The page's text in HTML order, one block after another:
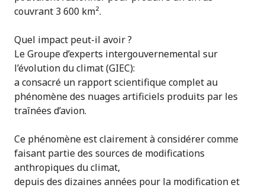
couvrant 3 600 km².
Quel impact peut-il avoir ?
Le Groupe d’experts intergouvernemental sur
l’évolution du climat (GIEC):
a consacré un rapport scientifique complet au
phénomène des nuages artificiels produits par les
traînées d’avion.
Ce phénomène est clairement à considérer comme
faisant partie des sources de modifications
anthropiques du climat,
depuis des dizaines années pour la modification et